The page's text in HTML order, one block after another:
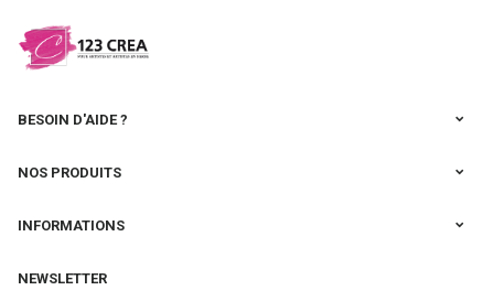
BESOIN D'AIDE ?
NOS PRODUITS
INFORMATIONS
NEWSLETTER